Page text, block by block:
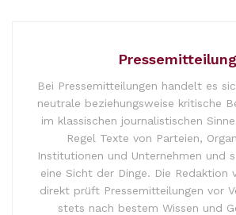
Pressemitteilung
Bei Pressemitteilungen handelt es
neutrale beziehungsweise kritische
im klassischen journalistischen
Regel Texte von Parteien,
Institutionen und Unternehmen und
eine Sicht der Dinge. Die Redaktion
direkt prüft Pressemitteilungen vor
stets nach bestem Wissen und